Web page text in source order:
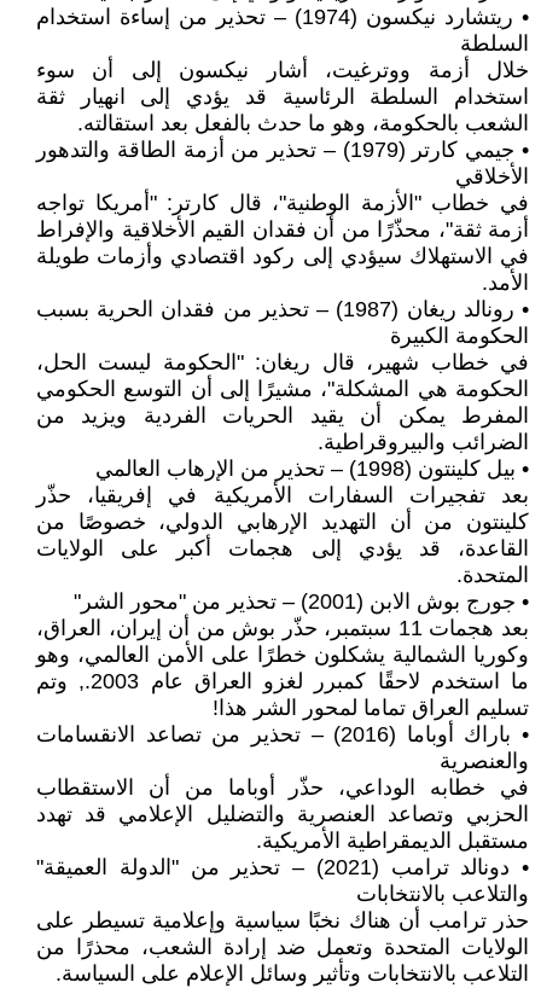
• ريتشارد نيكسون (1974) – تحذير من إساءة استخدام
السلطة
خلال أزمة ووترغيت، أشار نيكسون إلى أن سوء
استخدام السلطة الرئاسية قد يؤدي إلى انهيار ثقة
الشعب بالحكومة، وهو ما حدث بالفعل بعد استقالته.
• جيمي كارتر (1979) – تحذير من أزمة الطاقة والتدهور
الأخلاقي
في خطاب "الأزمة الوطنية"، قال كارتر: "أمريكا تواجه
أزمة ثقة"، محذّرًا من أن فقدان القيم الأخلاقية والإفراط
في الاستهلاك سيؤدي إلى ركود اقتصادي وأزمات طويلة
الأمد.
• رونالد ريغان (1987) – تحذير من فقدان الحرية بسبب
الحكومة الكبيرة
في خطاب شهير، قال ريغان: "الحكومة ليست الحل،
الحكومة هي المشكلة"، مشيرًا إلى أن التوسع الحكومي
المفرط يمكن أن يقيد الحريات الفردية ويزيد من
الضرائب والبيروقراطية.
• بيل كلينتون (1998) – تحذير من الإرهاب العالمي
بعد تفجيرات السفارات الأمريكية في إفريقيا، حذّر
كلينتون من أن التهديد الإرهابي الدولي، خصوصًا من
القاعدة، قد يؤدي إلى هجمات أكبر على الولايات
المتحدة.
• جورج بوش الابن (2001) – تحذير من "محور الشر"
بعد هجمات 11 سبتمبر، حذّر بوش من أن إيران، العراق،
وكوريا الشمالية يشكلون خطرًا على الأمن العالمي، وهو
ما استخدم لاحقًا كمبرر لغزو العراق عام 2003., وتم
تسليم العراق تماما لمحور الشر هذا!
• باراك أوباما (2016) – تحذير من تصاعد الانقسامات
والعنصرية
في خطابه الوداعي، حذّر أوباما من أن الاستقطاب
الحزبي وتصاعد العنصرية والتضليل الإعلامي قد تهدد
مستقبل الديمقراطية الأمريكية.
• دونالد ترامب (2021) – تحذير من "الدولة العميقة"
والتلاعب بالانتخابات
حذر ترامب أن هناك نخبًا سياسية وإعلامية تسيطر على
الولايات المتحدة وتعمل ضد إرادة الشعب، محذرًا من
التلاعب بالانتخابات وتأثير وسائل الإعلام على السياسة.